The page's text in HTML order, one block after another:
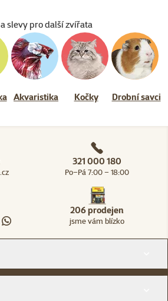
slevy pro další zvířata
Akvaristika Kočky Drobní savci
321 000 180
Po–Pá 7:00 – 18:00
206 prodejen
jsme vám blízko